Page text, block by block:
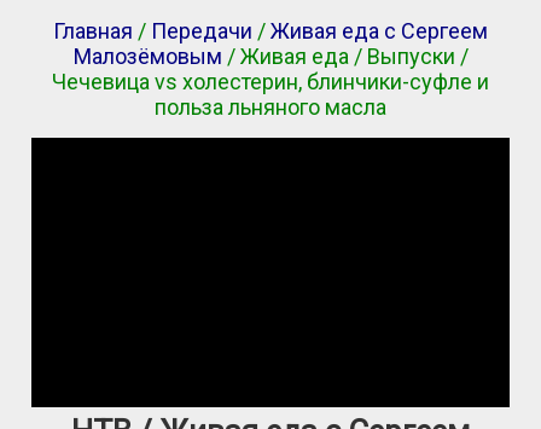
Главная / Передачи /Живая еда с Сергеем
Малозёмовым / Живая еда / Выпуски /
Чечевица vs холестерин, блинчики-суфле и
польза льняного масла